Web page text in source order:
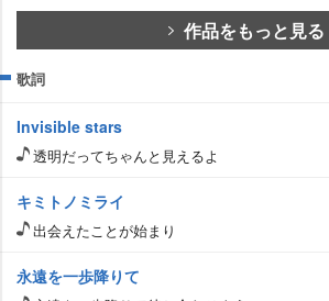
作品をもっと見る
歌詞
Invisible stars
透明だってちゃんと見えるよ
キミトノミライ
出会えたことが始まり
永遠を一歩降りて